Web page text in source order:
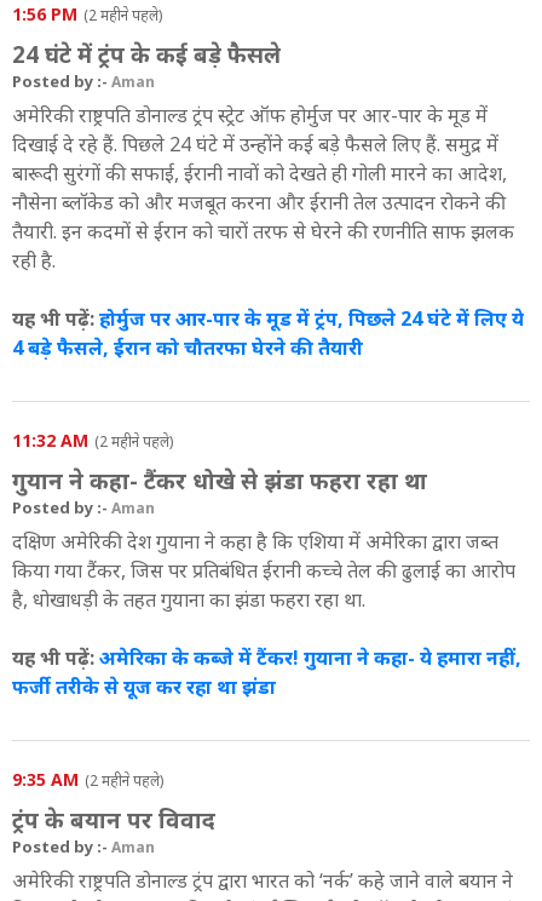
1:56 PM (2 महीने पहले)
24 घंटे में ट्रंप के कई बड़े फैसले
Posted by :- Aman
अमेरिकी राष्ट्रपति डोनाल्ड ट्रंप स्ट्रेट ऑफ होर्मुज पर आर-पार के मूड में
दिखाई दे रहे हैं. पिछले 24 घंटे में उन्होंने कई बड़े फैसले लिए हैं. समुद्र में
बारूदी सुरंगों की सफाई, ईरानी नावों को देखते ही गोली मारने का आदेश,
नौसेना ब्लॉकेड को और मजबूत करना और ईरानी तेल उत्पादन रोकने की
तैयारी. इन कदमों से ईरान को चारों तरफ से घेरने की रणनीति साफ झलक
रही है.
यह भी पढ़ें:होर्मुज पर आर-पार के मूड में ट्रंप, पिछले 24 घंटे में लिए ये
4 बड़े फैसले, ईरान को चौतरफा घेरने की तैयारी
11:32 AM (2 महीने पहले)
गुयान ने कहा- टैंकर धोखे से झंडा फहरा रहा था
Posted by :- Aman
दक्षिण अमेरिकी देश गुयाना ने कहा है कि एशिया में अमेरिका द्वारा जब्त
किया गया टैंकर, जिस पर प्रतिबंधित ईरानी कच्चे तेल की ढुलाई का आरोप
है, धोखाधड़ी के तहत गुयाना का झंडा फहरा रहा था.
यह भी पढ़ें:अमेरिका के कब्जे में टैंकर! गुयाना ने कहा- ये हमारा नहीं,
फर्जी तरीके से यूज कर रहा था झंडा
9:35 AM (2 महीने पहले)
ट्रंप के बयान पर विवाद
Posted by :- Aman
अमेरिकी राष्ट्रपति डोनाल्ड ट्रंप द्वारा भारत को ‘नर्क’ कहे जाने वाले बयान ने